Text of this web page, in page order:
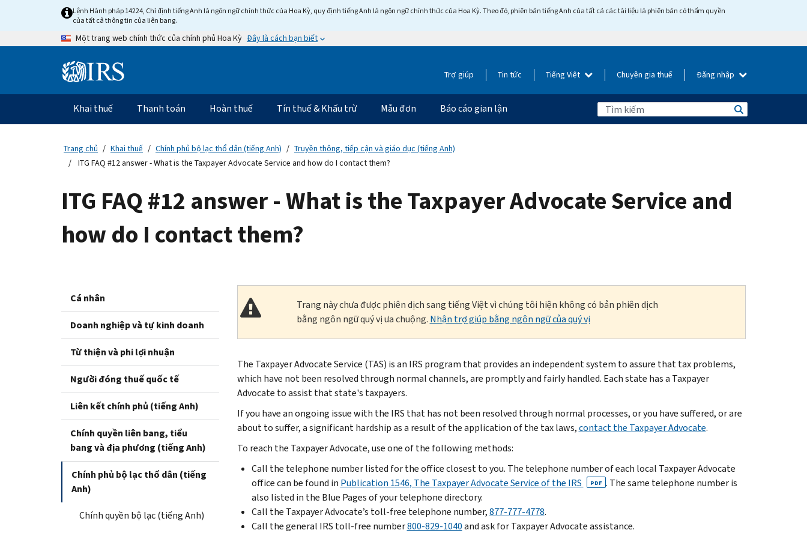
content
Lệnh Hành pháp 14224, Chỉ định tiếng Anh là ngôn ngữ chính thức của Hoa Kỳ, quy định tiếng Anh là ngôn ngữ chính thức của Hoa Kỳ. Theo đó, phiên bản tiếng Anh của tất cả các tài liệu là phiên bản có thẩm quyền
của tất cả thông tin của liên bang.
Một trang web chính thức của chính phủ Hoa Kỳ Đây là cách bạn biết
Information Trợ giúp Tin tức Tiếng Việt Chuyên gia thuế Đăng nhập
Điều
hướng
chính
Khai thuế Thanh toán Hoàn thuế Tín thuế & Khấu trừ Mẫu đơn Báo cáo gian lận
Trang chủ Khai thuế Chính phủ bộ lạc thổ dân (tiếng Anh)
Truyền thông, tiếp cận và giáo dục (tiếng Anh)
ITG FAQ #12 answer - What is the Taxpayer Advocate Service and how do I contact them?
ITG FAQ #12 answer - What is the Taxpayer Advocate Service and
how do I contact them?
Cá nhân
Doanh nghiệp và tự kinh doanh
Từ thiện và phi lợi nhuận
Người đóng thuế quốc tế
Liên kết chính phủ (tiếng Anh)
Chính quyền liên bang, tiểu
bang và địa phương (tiếng Anh)
Chính phủ bộ lạc thổ dân (tiếng
Anh)
Chính quyền bộ lạc (tiếng Anh)
Trang này chưa được phiên dịch sang tiếng Việt vì chúng tôi hiện không có bản phiên dịch
bằng ngôn ngữ quý vị ưa chuộng. Nhận trợ giúp bằng ngôn ngữ của quý vị
The Taxpayer Advocate Service (TAS) is an IRS program that provides an independent system to assure that tax problems,
which have not been resolved through normal channels, are promptly and fairly handled. Each state has a Taxpayer
Advocate to assist that state's taxpayers.
If you have an ongoing issue with the IRS that has not been resolved through normal processes, or you have suffered, or are
about to suffer, a significant hardship as a result of the application of the tax laws,contact the Taxpayer Advocate.
To reach the Taxpayer Advocate, use one of the following methods:
Call the telephone number listed for the office closest to you. The telephone number of each local Taxpayer Advocate
office can be found in Publication 1546, The Taxpayer Advocate Service of the IRS PDF . The same telephone number is
also listed in the Blue Pages of your telephone directory.
Call the Taxpayer Advocate’s toll-free telephone number,877-777-4778.
Call the general IRS toll-free number800-829-1040and ask for Taxpayer Advocate assistance.